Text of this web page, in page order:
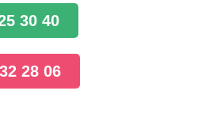
30 40
28 06